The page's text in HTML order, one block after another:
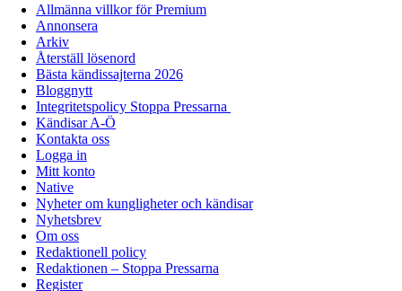
Allmänna villkor för Premium
Annonsera
Arkiv
Återställ lösenord
Bästa kändissajterna 2026
Bloggnytt
Integritetspolicy Stoppa Pressarna
Kändisar A-Ö
Kontakta oss
Logga in
Mitt konto
Native
Nyheter om kungligheter och kändisar
Nyhetsbrev
Om oss
Redaktionell policy
Redaktionen – Stoppa Pressarna
Register